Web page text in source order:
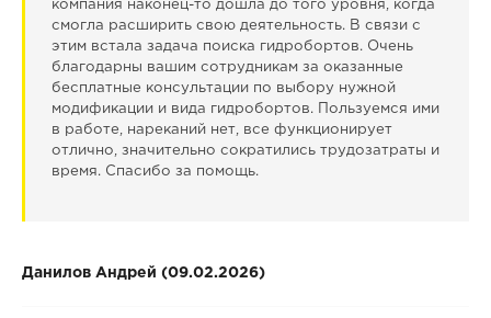
компания наконец-то дошла до того уровня, когда
смогла расширить свою деятельность. В связи с
этим встала задача поиска гидробортов. Очень
благодарны вашим сотрудникам за оказанные
бесплатные консультации по выбору нужной
модификации и вида гидробортов. Пользуемся ими
в работе, нареканий нет, все функционирует
отлично, значительно сократились трудозатраты и
время. Спасибо за помощь.
Данилов Андрей (09.02.2026)